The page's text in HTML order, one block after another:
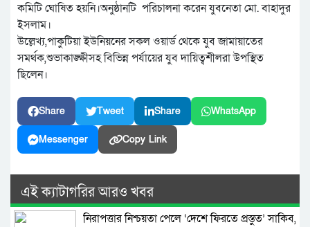
কমিটি ঘোষিত হয়নি।অনুষ্ঠানটি পরিচালনা করেন যুবনেতা মো. বাহাদুর
ইসলাম।
উল্লেখ্য,পাকুটিয়া ইউনিয়নের সকল ওয়ার্ড থেকে যুব জামায়াতের
সমর্থক,শুভাকাঙ্ক্ষীসহ বিভিন্ন পর্যায়ের যুব দায়িত্বশীলরা উপস্থিত
ছিলেন।
Share Tweet Share WhatsApp
Messenger Copy Link
এই ক্যাটাগরির আরও খবর
নিরাপত্তার নিশ্চয়তা পেলে ‘দেশে ফিরতে প্রস্তুত’ সাকিব,